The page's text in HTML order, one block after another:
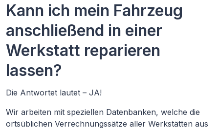
Kann ich mein Fahrzeug
anschließend in einer
Werkstatt reparieren
lassen?
Die Antwortet lautet – JA!
Wir arbeiten mit speziellen Datenbanken, welche die
ortsüblichen Verrechnungssätze aller Werkstätten aus